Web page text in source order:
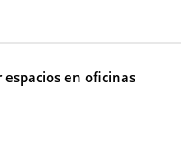
espacios en oficinas